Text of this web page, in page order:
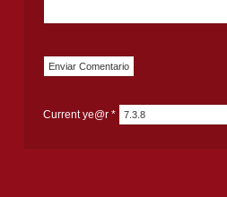
Current ye@r *